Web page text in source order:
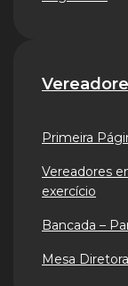
Primeira
Vereadores
exercício
Bancada –
Mesa Diretora